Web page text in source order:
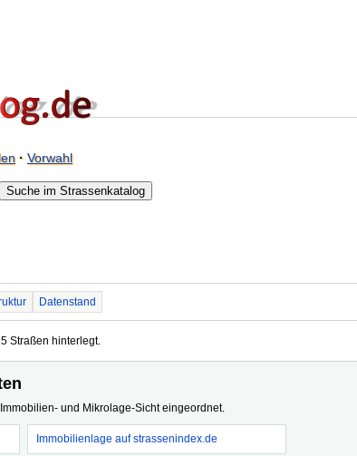
· Vorwahl
Datenstand
Straßen hinterlegt.
und Mikrolage-Sicht eingeordnet.
Immobilienlage auf strassenindex.de